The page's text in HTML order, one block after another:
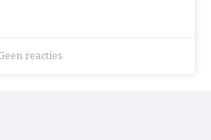
reacties